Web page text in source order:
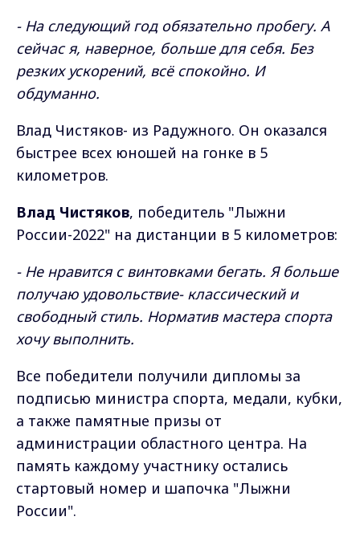
- На следующий год обязательно пробегу. А
сейчас я, наверное, больше для себя. Без
резких ускорений, всё спокойно. И
обдуманно.
Влад Чистяков- из Радужного. Он оказался
быстрее всех юношей на гонке в 5
километров.
Влад Чистяков, победитель "Лыжни
России-2022" на дистанции в 5 километров:
- Не нравится с винтовками бегать. Я больше
получаю удовольствие- классический и
свободный стиль. Норматив мастера спорта
хочу выполнить.
Все победители получили дипломы за
подписью министра спорта, медали, кубки,
а также памятные призы от
администрации областного центра. На
память каждому участнику остались
стартовый номер и шапочка "Лыжни
России".